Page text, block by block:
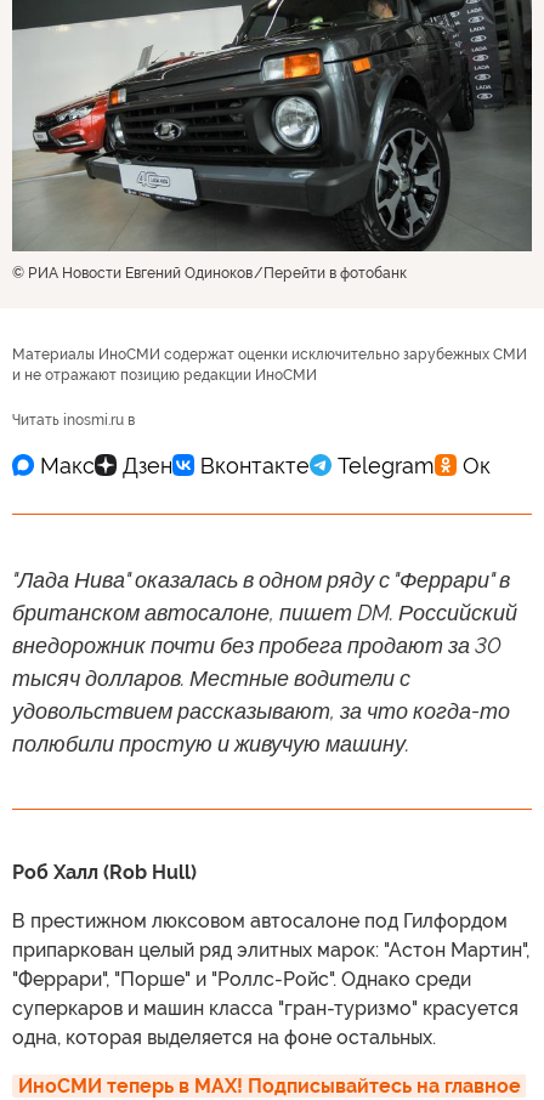
© РИА Новости Евгений Одиноков Перейти в фотобанк
Материалы ИноСМИ содержат оценки исключительно зарубежных СМИ
и не отражают позицию редакции ИноСМИ
Читать inosmi.ru в
"Лада Нива" оказалась в одном ряду с "Феррари" в
британском автосалоне, пишет DM. Российский
внедорожник почти без пробега продают за 30
тысяч долларов. Местные водители с
удовольствием рассказывают, за что когда-то
полюбили простую и живучую машину.
Роб Халл (Rob Hull)
В престижном люксовом автосалоне под Гилфордом
припаркован целый ряд элитных марок: "Астон Мартин",
"Феррари", "Порше" и "Роллс-Ройс". Однако среди
суперкаров и машин класса "гран-туризмо" красуется
одна, которая выделяется на фоне остальных.
ИноСМИ теперь в MAX! Подписывайтесь на главное